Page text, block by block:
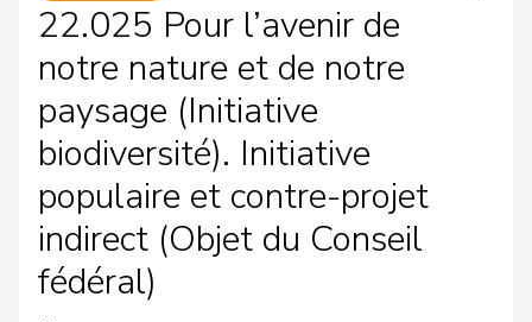
22.025 Pour l’avenir de
notre nature et de notre
paysage (Initiative
biodiversité). Initiative
populaire et contre-projet
indirect (Objet du Conseil
fédéral)